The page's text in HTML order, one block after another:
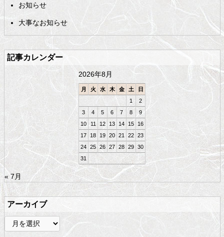
テ
ツ
の
先
頭
戻
る
お知らせ
大事なお知らせ
記事カレンダー
2026年8月
月 火 水 木 金 土
日
1
2
3
4 5 6 7 8
9
10
11 12 13 14 15
16
17
18 19 20 21 22 23
24 25 26 27 28 29 30
31
« 7月
アーカイブ
ア
ー